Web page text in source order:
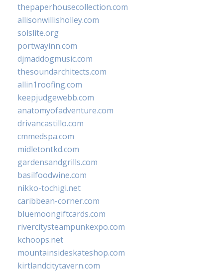
thepaperhousecollection.com
allisonwillisholley.com
solslite.org
portwayinn.com
djmaddogmusic.com
thesoundarchitects.com
allin1roofing.com
keepjudgewebb.com
anatomyofadventure.com
drivancastillo.com
cmmedspa.com
midletontkd.com
gardensandgrills.com
basilfoodwine.com
nikko-tochigi.net
caribbean-corner.com
bluemoongiftcards.com
rivercitysteampunkexpo.com
kchoops.net
mountainsideskateshop.com
kirtlandcitytavern.com